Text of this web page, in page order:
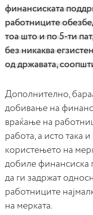
финансиската
работниците
тоа што и по 5-ти
без никаква
од државата,
Дополнително,
добивање на
враќање на
работа, а исто така
користењето на
добиле финансиска
да ги задржат
работниците
на мерката.